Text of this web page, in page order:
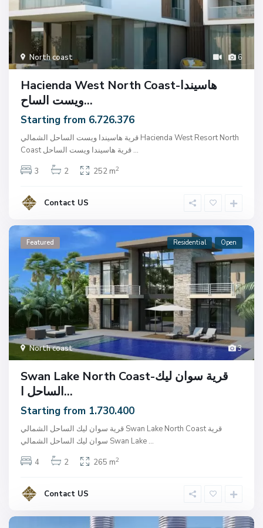
6
North coast
Hacienda West North Coast-هاسيندا
ويست الساح...
Starting from 6.726.376
قرية هاسيندا ويست الساحل الشمالي Hacienda West Resort North
...
3
2 252 m2
Contact US
3
North coast
Featured Residential Open
Swan Lake North Coast-قرية سوان ليك
الساحل ا...
Starting from 1.730.400
قرية سوان ليك الساحل الشمالي Swan Lake North Coast قرية
سوان ليك الساحل الشمالي Swan Lake ...
4
2 265 m2
Contact US